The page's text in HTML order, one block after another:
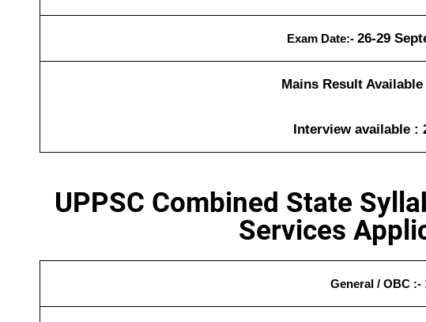
Exam Date:- 26-29
Mains Result Available
Interview available :
UPPSC Combined State
Services
General / OBC :-